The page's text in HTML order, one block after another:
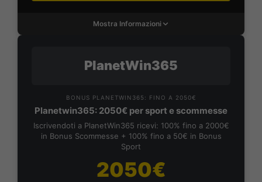
Mostra Informazioni
PlanetWin365
BONUS PLANETWIN365: FINO A 2050€
Planetwin365: 2050€ per sport e scommesse
Iscrivendoti a PlanetWin365 ricevi: 100% fino a 2000€
in Bonus Scommesse + 100% fino a 50€ in Bonus
Sport
2050€